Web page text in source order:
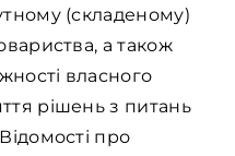
(складеному)
а також
власного
рішень з питань
про